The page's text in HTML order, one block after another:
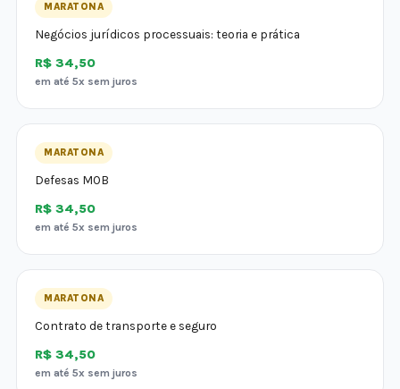
MARATONA
Negócios jurídicos processuais: teoria e prática
R$ 34,50
em até 5x sem juros
MARATONA
Defesas MOB
R$ 34,50
em até 5x sem juros
MARATONA
Contrato de transporte e seguro
R$ 34,50
em até 5x sem juros